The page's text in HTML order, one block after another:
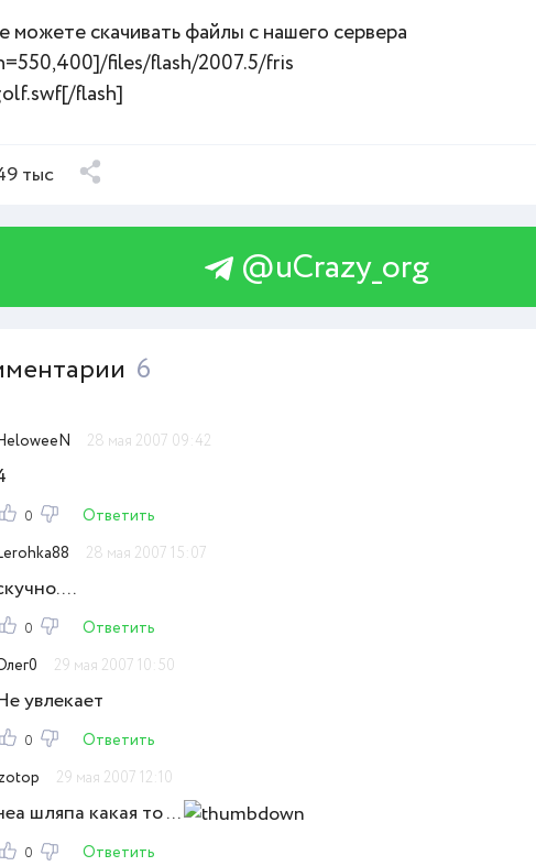
можете скачивать файлы с нашего сервера
files/flash/2007.5/fris
flash]
тыс
@uCrazy_org
6
28 мая 2007 09:42
0
Ответить
28 мая 2007 15:07
0
Ответить
29 мая 2007 10:50
увлекает
0
Ответить
29 мая 2007 12:10
шляпа какая то ...
0
Ответить